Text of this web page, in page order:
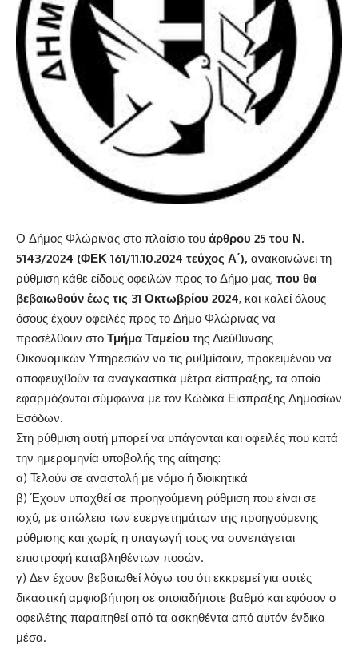
Ο Δήμος Φλώρινας στο πλαίσιο του άρθρου 25 του Ν.
5143/2024 (ΦΕΚ 161/11.10.2024 τεύχος Α΄), ανακοινώνει τη
ρύθμιση κάθε είδους οφειλών προς το Δήμο μας, που θα
βεβαιωθούν έως τις 31 Οκτωβρίου 2024, και καλεί όλους
όσους έχουν οφειλές προς το Δήμο Φλώρινας να
προσέλθουν στο Τμήμα Ταμείου της Διεύθυνσης
Οικονομικών Υπηρεσιών να τις ρυθμίσουν, προκειμένου να
αποφευχθούν τα αναγκαστικά μέτρα είσπραξης, τα οποία
εφαρμόζονται σύμφωνα με τον Κώδικα Είσπραξης Δημοσίων
Εσόδων.
Στη ρύθμιση αυτή μπορεί να υπάγονται και οφειλές που κατά
την ημερομηνία υποβολής της αίτησης:
α) Τελούν σε αναστολή με νόμο ή διοικητικά
β) Έχουν υπαχθεί σε προηγούμενη ρύθμιση που είναι σε
ισχύ, με απώλεια των ευεργετημάτων της προηγούμενης
ρύθμισης και χωρίς η υπαγωγή τους να συνεπάγεται
επιστροφή καταβληθέντων ποσών.
γ) Δεν έχουν βεβαιωθεί λόγω του ότι εκκρεμεί για αυτές
δικαστική αμφισβήτηση σε οποιαδήποτε βαθμό και εφόσον ο
οφειλέτης παραιτηθεί από τα ασκηθέντα από αυτόν ένδικα
μέσα.